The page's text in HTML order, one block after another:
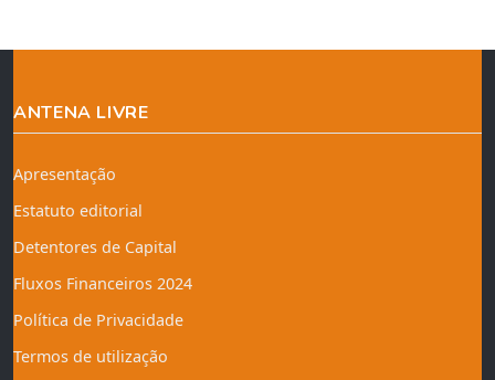
ANTENA LIVRE
Apresentação
Estatuto editorial
Detentores de Capital
Fluxos Financeiros 2024
Política de Privacidade
Termos de utilização